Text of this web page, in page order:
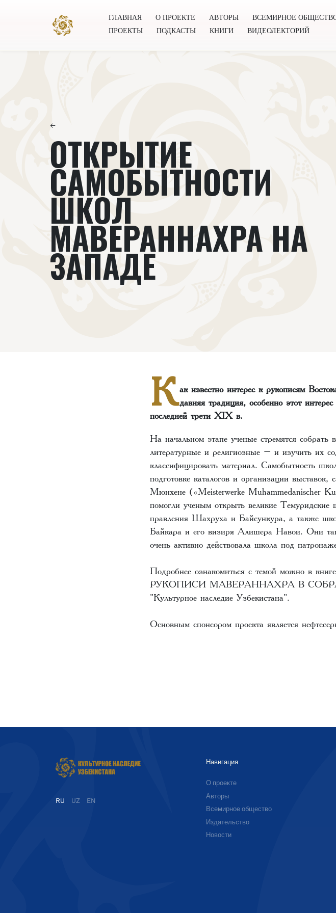
ГЛАВНАЯ О ПРОЕКТЕ АВТОРЫ ВСЕМИРНОЕ
ПРОЕКТЫ
ПОДКАСТЫ КНИГИ ВИДЕОЛЕКТОРИЙ
←
ОТКРЫТИЕ
САМОБЫТНОСТИ
ШКОЛ
МАВЕРАННАХРА НА
ЗАПАДЕ
Как известно интерес к рукописям
давняя традиция, особенно этот
последней трети XIX в.
На начальном этапе ученые стремятся
литературные и религиозные – и изучить их
классифицировать материал. Самобытность
подготовке каталогов и организации
Мюнхене («Meisterwerke Muhammedanischer
помогли ученым открыть великие
правления Шахруха и Байсункура, а также
Байкара и его визиря Алишера Навои. Они
очень активно действовала школа под
Подробнее ознакомиться с темой можно в
РУКОПИСИ МАВЕРАННАХРА В
"Культурное наследие Узбекистана".
Основным спонсором проекта является
RU UZ EN
Навигация
О проекте
Авторы
Всемирное общество
Издательство
Новости